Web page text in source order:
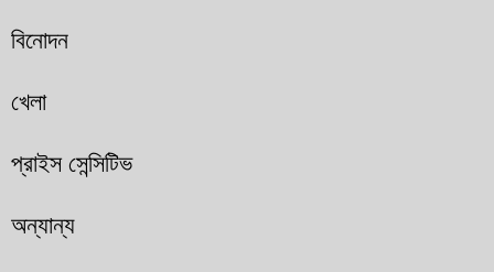
বিনোদন
খেলা
প্রাইস সেন্সিটিভ
অন্যান্য